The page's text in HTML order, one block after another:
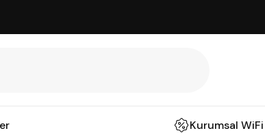
Kurumsal